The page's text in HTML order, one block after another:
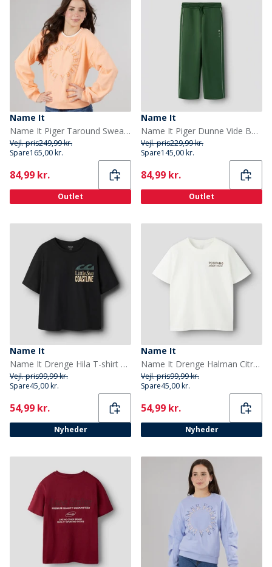
Name It
Name It Piger Taround Sweatshirt Peach Nectar
Vejl. pris249,99 kr.
Spare165,00 kr.
Current
84,99 kr.
Outlet
Name It
Name It Piger Dunne Vide Ben Joggingbukser Greener Pastures
Vejl. pris229,99 kr.
Spare145,00 kr.
Current
84,99 kr.
Outlet
Name It
Name It Drenge Hila T-shirt Sort
Vejl. pris99,99 kr.
Spare45,00 kr.
Current
54,99 kr.
Nyheder
Name It
Name It Drenge Halman Citron T Shirt Cloud Dancer/Lemon
Vejl. pris99,99 kr.
Spare45,00 kr.
Current
54,99 kr.
Nyheder